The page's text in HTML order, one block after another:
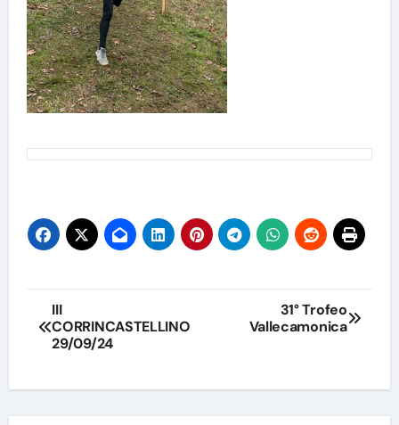
Navigazione
articoli
III
CORRINCASTELLINO
29/09/24
31° Trofeo
Vallecamonica